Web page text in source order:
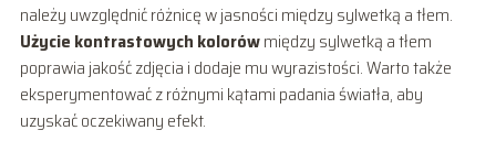
należy uwzględnić różnicę w jasności między sylwetką a tłem.
Użycie kontrastowych kolorówmiędzy sylwetką a tłem
poprawia jakość zdjęcia i dodaje mu wyrazistości. Warto także
eksperymentować z różnymi kątami padania światła, aby
uzyskać oczekiwany efekt.